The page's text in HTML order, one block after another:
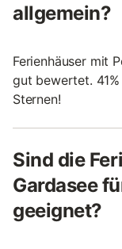
allgemein?
Ferienhäuser mit
gut bewertet.
Sternen!
Sind die
Gardasee
geeignet?